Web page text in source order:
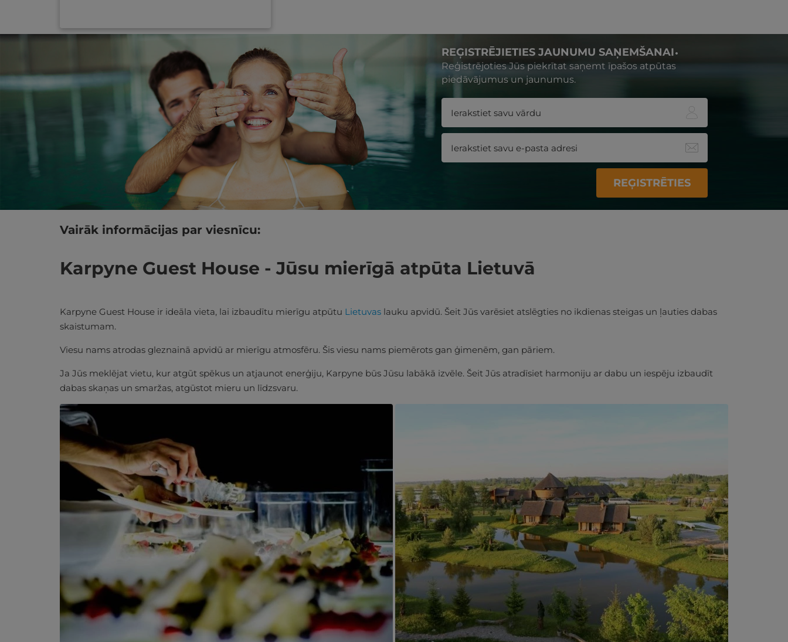
REĢISTRĒJIETIES JAUNUMU SAŅEMŠANAI
Reģistrējoties Jūs piekrītat saņemt īpašos atpūtas
piedāvājumus un jaunumus.
REĢISTRĒTIES
Vairāk informācijas par viesnīcu:
Karpyne Guest House - Jūsu mierīgā atpūta Lietuvā
Karpyne Guest House ir ideāla vieta, lai izbaudītu mierīgu atpūtu Lietuvas lauku apvidū. Šeit Jūs varēsiet atslēgties no ikdienas steigas un ļauties dabas
skaistumam.
Viesu nams atrodas gleznainā apvidū ar mierīgu atmosfēru. Šis viesu nams piemērots gan ģimenēm, gan pāriem.
Ja Jūs meklējat vietu, kur atgūt spēkus un atjaunot enerģiju, Karpyne būs Jūsu labākā izvēle. Šeit Jūs atradīsiet harmoniju ar dabu un iespēju izbaudīt
dabas skaņas un smaržas, atgūstot mieru un līdzsvaru.